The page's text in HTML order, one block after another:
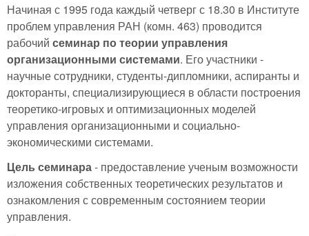
Начиная с 1995 года каждый четверг с 18.30 в Институте
проблем управления РАН (комн. 463) проводится
рабочий семинар по теории управления
организационными системами. Его участники -
научные сотрудники, студенты-дипломники, аспиранты и
докторанты, специализирующиеся в области построения
теоретико-игровых и оптимизационных моделей
управления организационными и социально-
экономическими системами.
Цель семинара- предоставление ученым возможности
изложения собственных теоретических результатов и
ознакомления с современным состоянием теории
управления.